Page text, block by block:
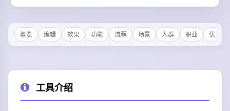
概览 编辑 效果 功能 流程 场景 人群 职业 优势
工具介绍